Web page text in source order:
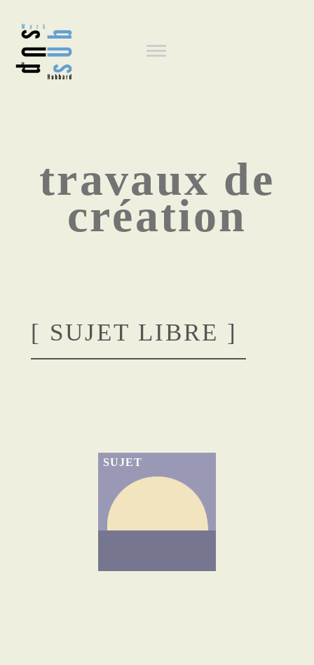
contenu
principalNavigation
principale
travaux de
création
[ SUJET LIBRE ]
SUJET